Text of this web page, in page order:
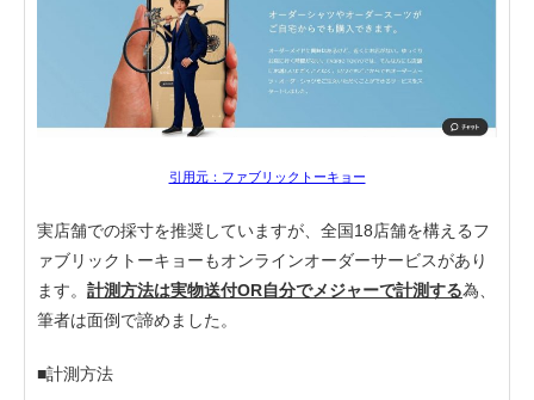
引用元：ファブリックトーキョー
実店舗での採寸を推奨していますが、全国18店舗を構えるフ
ァブリックトーキョーもオンラインオーダーサービスがあり
ます。 計測方法は実物送付OR自分でメジャーで計測する為、
筆者は面倒で諦めました。
■計測方法